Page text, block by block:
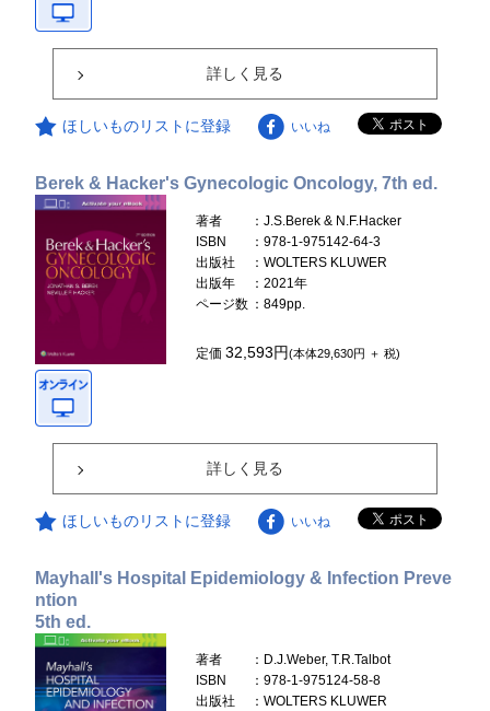
詳しく見る
ほしいものリストに登録 いいね
Berek & Hacker's Gynecologic Oncology, 7th ed.
著者
：J.S.Berek & N.F.Hacker
ISBN
：978-1-975142-64-3
出版社
：WOLTERS KLUWER
出版年
：2021年
ページ数 ：849pp.
定価32,593円(本体29,630円 ＋ 税)
詳しく見る
ほしいものリストに登録 いいね
Mayhall's Hospital Epidemiology & Infection Preve
ntion
5th ed.
著者
：D.J.Weber, T.R.Talbot
ISBN
：978-1-975124-58-8
出版社
：WOLTERS KLUWER